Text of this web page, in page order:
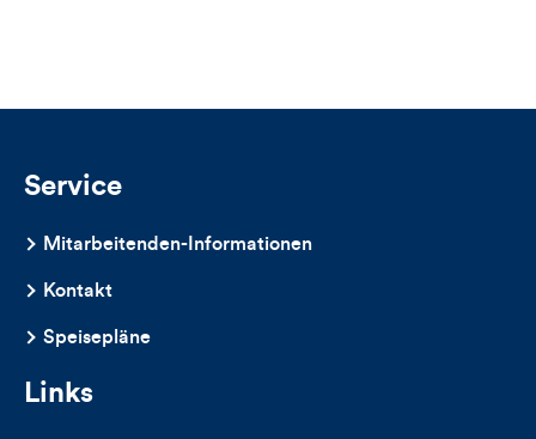
Service
Mitarbeitenden-Informationen
Kontakt
Speisepläne
Links